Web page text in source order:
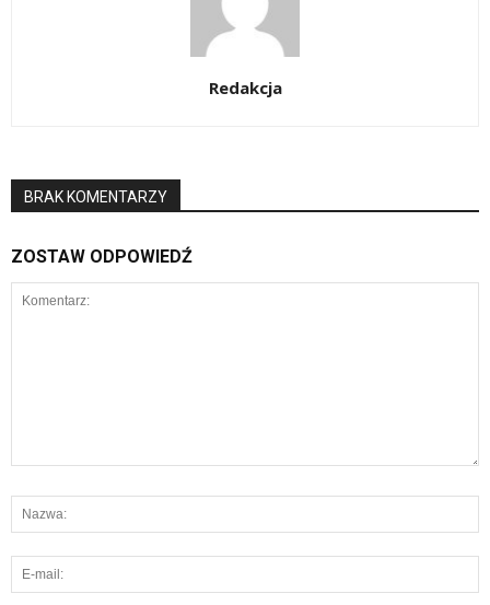
Redakcja
BRAK KOMENTARZY
ZOSTAW ODPOWIEDŹ